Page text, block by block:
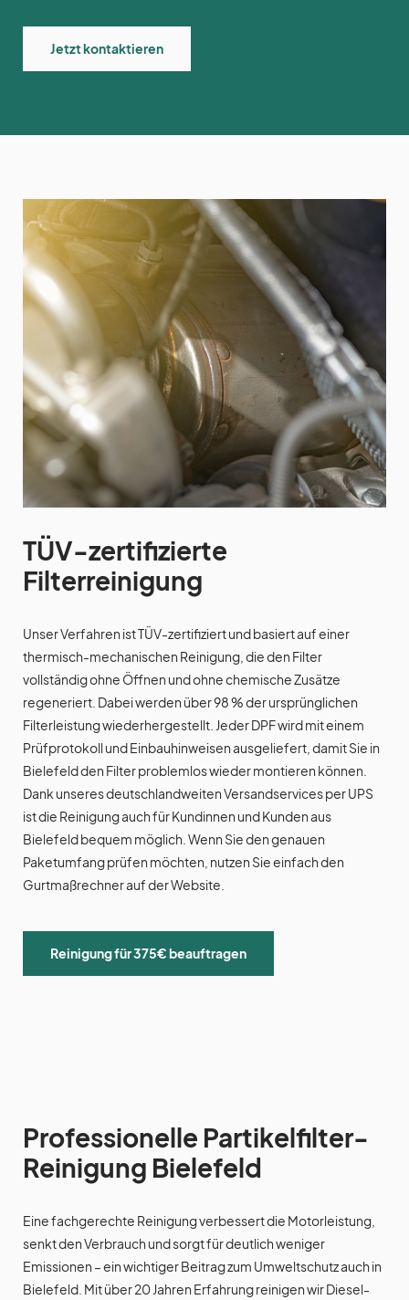
Jetzt kontaktieren
TÜV-zertifizierte
Filterreinigung
Unser Verfahren ist TÜV-zertifiziert und basiert auf einer
thermisch-mechanischen Reinigung, die den Filter
vollständig ohne Öffnen und ohne chemische Zusätze
regeneriert. Dabei werden über 98 % der ursprünglichen
Filterleistung wiederhergestellt. Jeder DPF wird mit einem
Prüfprotokoll und Einbauhinweisen ausgeliefert, damit Sie in
Bielefeld den Filter problemlos wieder montieren können.
Dank unseres deutschlandweiten Versandservices per UPS
ist die Reinigung auch für Kundinnen und Kunden aus
Bielefeld bequem möglich. Wenn Sie den genauen
Paketumfang prüfen möchten, nutzen Sie einfach den
Gurtmaßrechner auf der Website.
Reinigung für 375€ beauftragen
Professionelle Partikelfilter-
Reinigung Bielefeld
Eine fachgerechte Reinigung verbessert die Motorleistung,
senkt den Verbrauch und sorgt für deutlich weniger
Emissionen – ein wichtiger Beitrag zum Umweltschutz auch in
Bielefeld. Mit über 20 Jahren Erfahrung reinigen wir Diesel-